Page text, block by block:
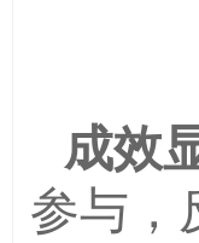
成效
参与，